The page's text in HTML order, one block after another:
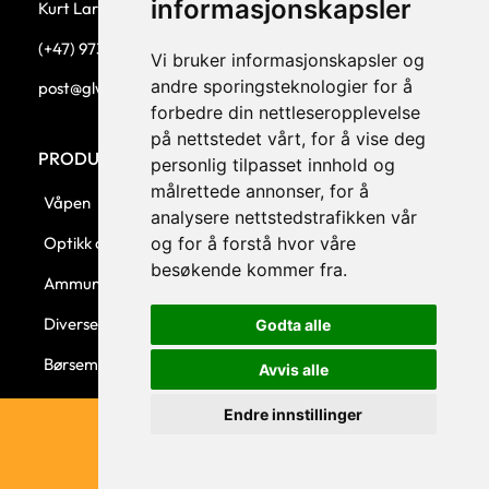
informasjonskapsler
Vi bruker informasjonskapsler og
andre sporingsteknologier for å
forbedre din nettleseropplevelse
på nettstedet vårt, for å vise deg
personlig tilpasset innhold og
målrettede annonser, for å
analysere nettstedstrafikken vår
og for å forstå hvor våre
besøkende kommer fra.
Godta alle
Avvis alle
Endre innstillinger
Kurt Larsen, daglig leder.
(+47) 973 33 332
post@glw.no
PRODUKTKATEGORIER
Våpen
Optikk og montasjer
Ammunisjon
Diverse
Børsemaker